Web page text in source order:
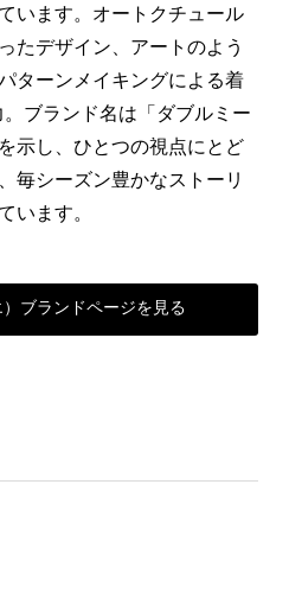
います。オートクチュール
たデザイン、アートのよう
ターンメイキングによる着
ブランド名は「ダブルミー
示し、ひとつの視点にとど
毎シーズン豊かなストーリ
います。
ブランドページを見る